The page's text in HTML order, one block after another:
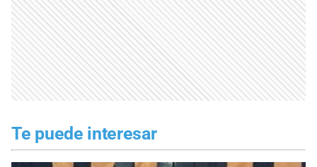
Te puede interesar